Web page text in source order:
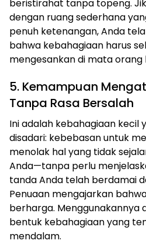
beristirahat tanpa topeng.
dengan ruang sederhana
penuh ketenangan, Anda
bahwa kebahagiaan harus
mengesankan di mata orang
5. Kemampuan
Tanpa Rasa Bersalah
Ini adalah kebahagiaan kecil
disadari: kebebasan untuk
menolak hal yang tidak
Anda—tanpa perlu
tanda Anda telah berdamai
Penuaan mengajarkan
berharga. Menggunakannya
bentuk kebahagiaan yang
mendalam.